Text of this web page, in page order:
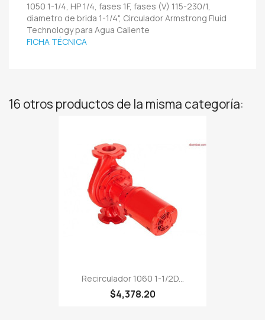
1050 1-1/4, HP 1/4, fases 1F, fases (V) 115-230/1,
diametro de brida 1-1/4", Circulador Armstrong Fluid
Technology para Agua Caliente
FICHA TÉCNICA
16 otros productos de la misma categoría:
Recirculador 1060 1-1/2D...
$4,378.20